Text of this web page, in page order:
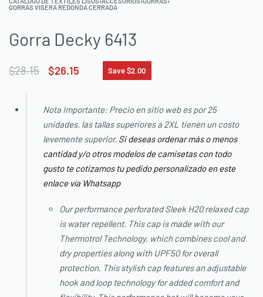
GORRAS VISERA REDONDA CERRADA
Gorra Decky 6413
$28.15 $26.15 Save $2.00
Nota Importante: Precio en sitio web es por 25
unidades, las tallas superiores a 2XL tienen un costo
levemente superior. Si deseas ordenar más o menos
cantidad y/o otros modelos de camisetas con todo
gusto te cotizamos tu pedido personalizado en este
enlace vía Whatsapp
Our performance perforated Sleek H20 relaxed cap
is water repellent. This cap is made with our
Thermotrol Technology, which combines cool and
dry properties along with UPF50 for overall
protection. This stylish cap features an adjustable
hook and loop technology for added comfort and